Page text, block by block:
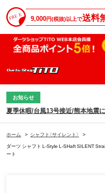
9,000円(税抜)以上で送料
お知らせ
夏季休暇/台風13号接近/熊本地震
ホーム > シャフト（サイレント）
>
ダーツ シャフト L-Style L-SHaft SILENT
ート